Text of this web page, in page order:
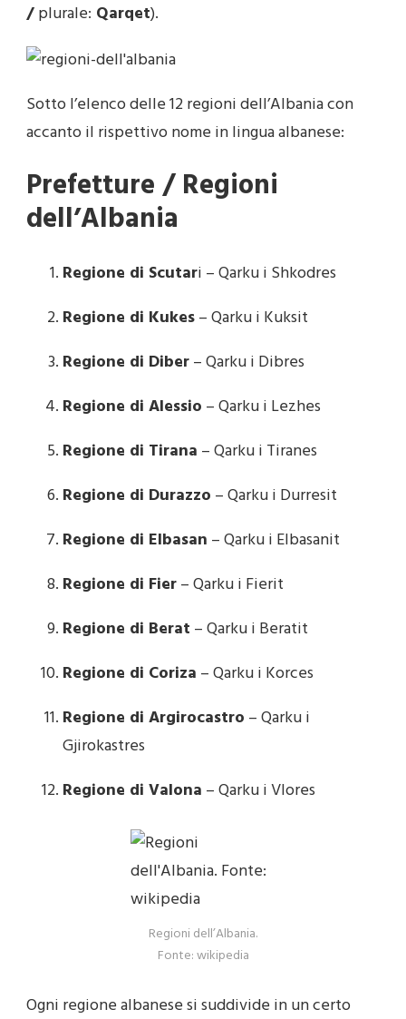
/plurale: Qarqet).
Sotto l’elenco delle 12 regioni dell’Albania con
accanto il rispettivo nome in lingua albanese:
Prefetture / Regioni
dell’Albania
Regione di Scutari – Qarku i Shkodres
Regione di Kukes– Qarku i Kuksit
Regione di Diber– Qarku i Dibres
Regione di Alessio – Qarku i Lezhes
Regione di Tirana – Qarku i Tiranes
Regione di Durazzo – Qarku i Durresit
Regione di Elbasan – Qarku i Elbasanit
Regione di Fier– Qarku i Fierit
Regione di Berat – Qarku i Beratit
Regione di Coriza – Qarku i Korces
Regione di Argirocastro – Qarku i
Gjirokastres
Regione di Valona – Qarku i Vlores
Regioni dell’Albania.
Fonte: wikipedia
Ogni regione albanese si suddivide in un certo